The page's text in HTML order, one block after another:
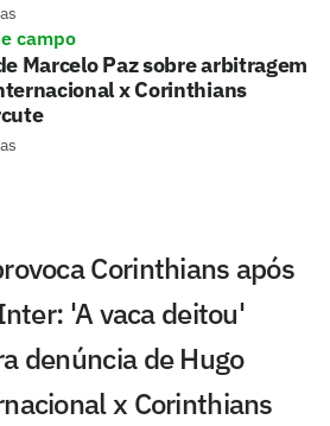
campo
Marcelo Paz sobre arbitragem
x Corinthians
Corinthians após
'A vaca deitou'
denúncia de Hugo
x Corinthians